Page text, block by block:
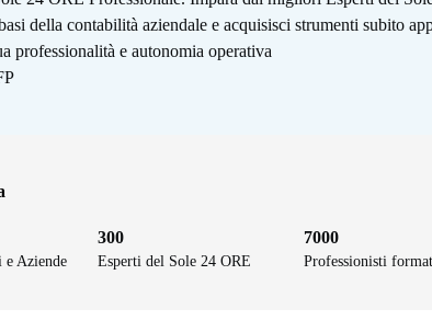
della contabilità aziendale e acquisisci strumenti subito
professionalità e autonomia operativa
e Aziende
300
Esperti del Sole 24 ORE
7000
Professionisti